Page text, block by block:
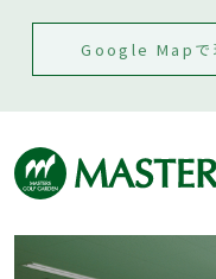
Google Mapで